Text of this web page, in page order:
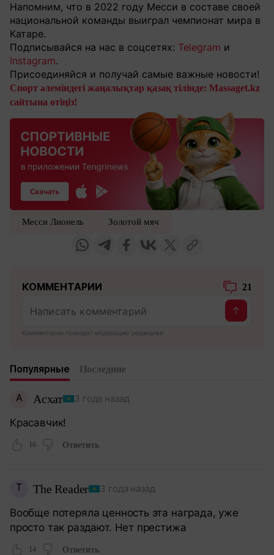
Напомним, что в 2022 году Месси в составе своей
национальной команды выиграл чемпионат мира в
Катаре.
Подписывайся на нас в соцсетях: Telegram и
Instagram.
Присоединяйся и получай самые важные новости!
Спорт әлеміндегі жаңалықтар қазақ тілінде: Massaget.kz
сайтына өтіңіз!
Месси Лионель Золотой мяч
КОММЕНТАРИИ 21
Комментарии проходят модерацию редакцией
Популярные Последние
А Асхат 3 года назад
Красавчик!
16 Ответить
T The Reader 3 года назад
Вообще потеряла ценность эта награда, уже
просто так раздают. Нет престижа
14 Ответить